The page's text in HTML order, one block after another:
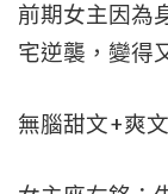
前期女主因為
宅逆襲，變得
無腦甜文+爽文